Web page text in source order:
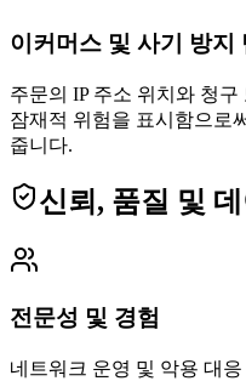
이커머스 및 사기 방지
주문의 IP 주소 위치와 청
잠재적 위험을 표시함으로
줍니다.
신뢰, 품질 및
전문성 및 경험
네트워크 운영 및 악용 대